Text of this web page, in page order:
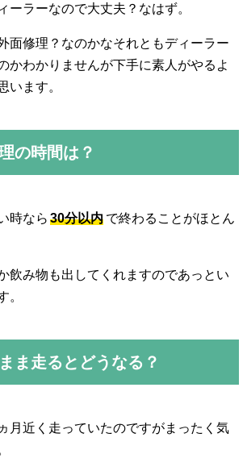
ーラーなので大丈夫？なはず。
面修理？なのかなそれともディーラー
かわかりませんが下手に素人がやるよ
います。
の時間は？
時なら 30分以内 で終わることがほとん
飲み物も出してくれますのであっとい
。
ま走るとどうなる？
月近く走っていたのですがまったく気